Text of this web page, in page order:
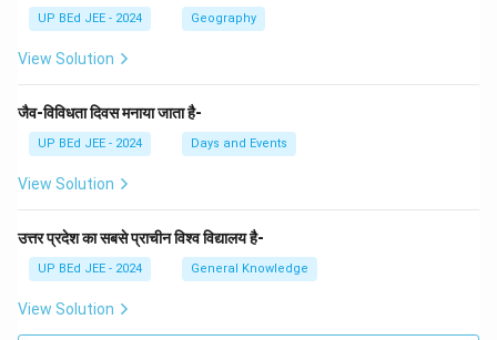
UP BEd JEE - 2024 Geography
View Solution
जैव-विविधता दिवस मनाया जाता है-
UP BEd JEE - 2024 Days and Events
View Solution
उत्तर प्रदेश का सबसे प्राचीन विश्व विद्यालय है-
UP BEd JEE - 2024 General Knowledge
View Solution